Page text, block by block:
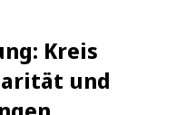
Kreis
und